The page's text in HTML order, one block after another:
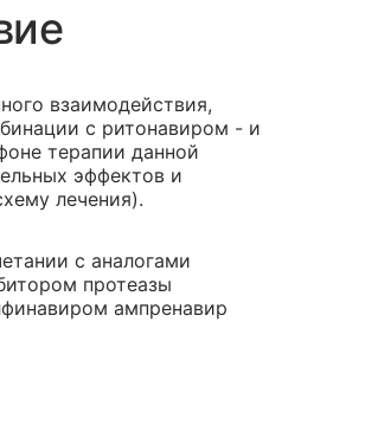
взаимодействия,
с ритонавиром - и
терапии данной
эффектов и
лечения).
с аналогами
протеазы
ампренавир